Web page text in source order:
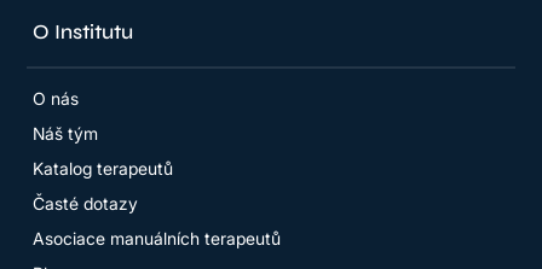
O Institutu
O nás
Náš tým
Katalog terapeutů
Časté dotazy
Asociace manuálních terapeutů